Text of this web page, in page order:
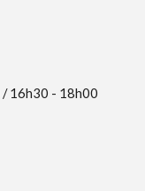
/16h30 - 18h00